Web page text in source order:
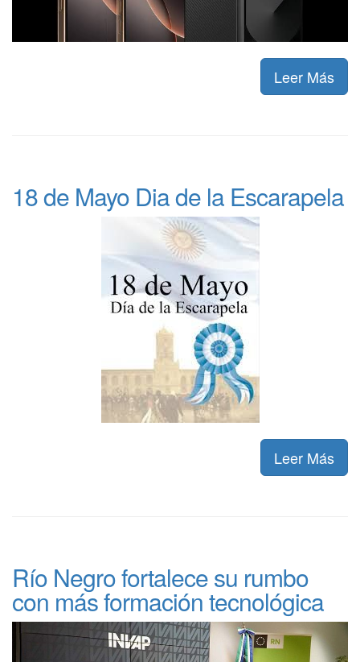
Leer Más
18 de Mayo Dia de la Escarapela
Leer Más
Río Negro fortalece su rumbo
con más formación tecnológica